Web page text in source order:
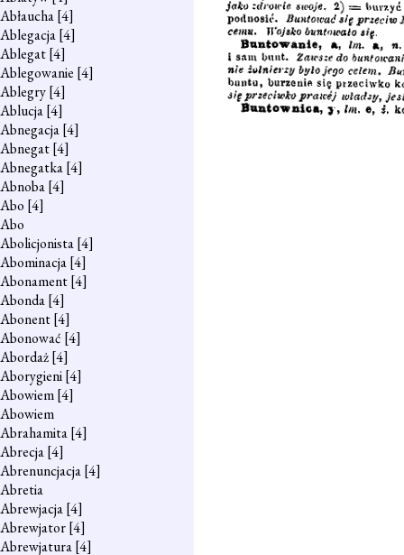
Abłaucha[4]
Ablegacja[4]
Ablegat[4]
Ablegowanie [4]
Ablegry[4]
Ablucja[4]
Abnegacja[4]
Abnegat[4]
Abnegatka[4]
Abnoba[4]
Abo [4]
Abo
Abolicjonista[4]
Abominacja[4]
Abonament[4]
Abonda[4]
Abonent[4]
Abonować [4]
Abordaż[4]
Aborygieni[4]
Abowiem[4]
Abowiem
Abrahamita[4]
Abrecja[4]
Abrenuncjacja[4]
Abretia
Abrewjacja[4]
Abrewjator[4]
Abrewjatura[4]